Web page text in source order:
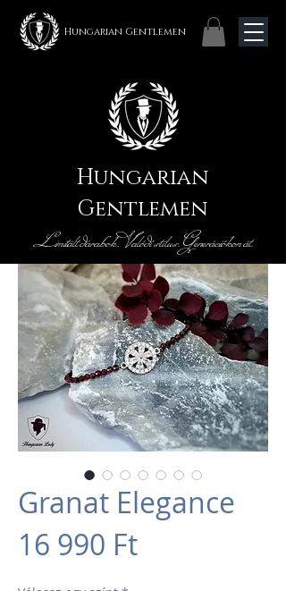
Hungarian Gentlemen
Hungarian
Gentlemen
Limitált darabok. Valódi stílus. Generációkon át.
Granat Elegance
16 990 FtÁr